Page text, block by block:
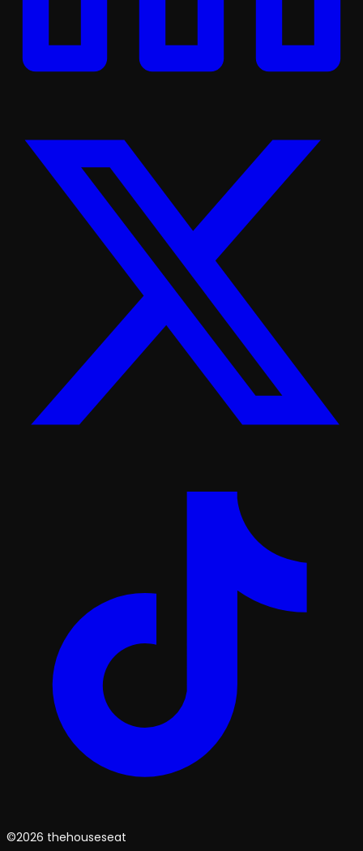
©2026 thehouseseat